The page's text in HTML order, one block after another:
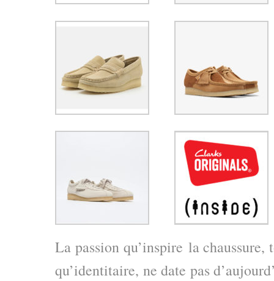
La passion qu’inspire la
qu’identitaire, ne date pas